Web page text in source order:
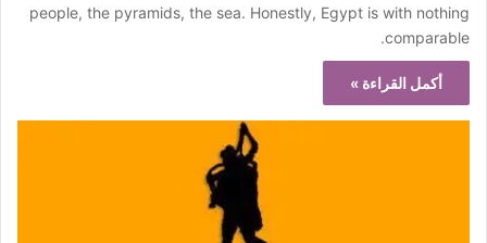
people, the pyramids, the sea. Honestly, Egypt is with nothing
comparable.
أكمل القراءة »